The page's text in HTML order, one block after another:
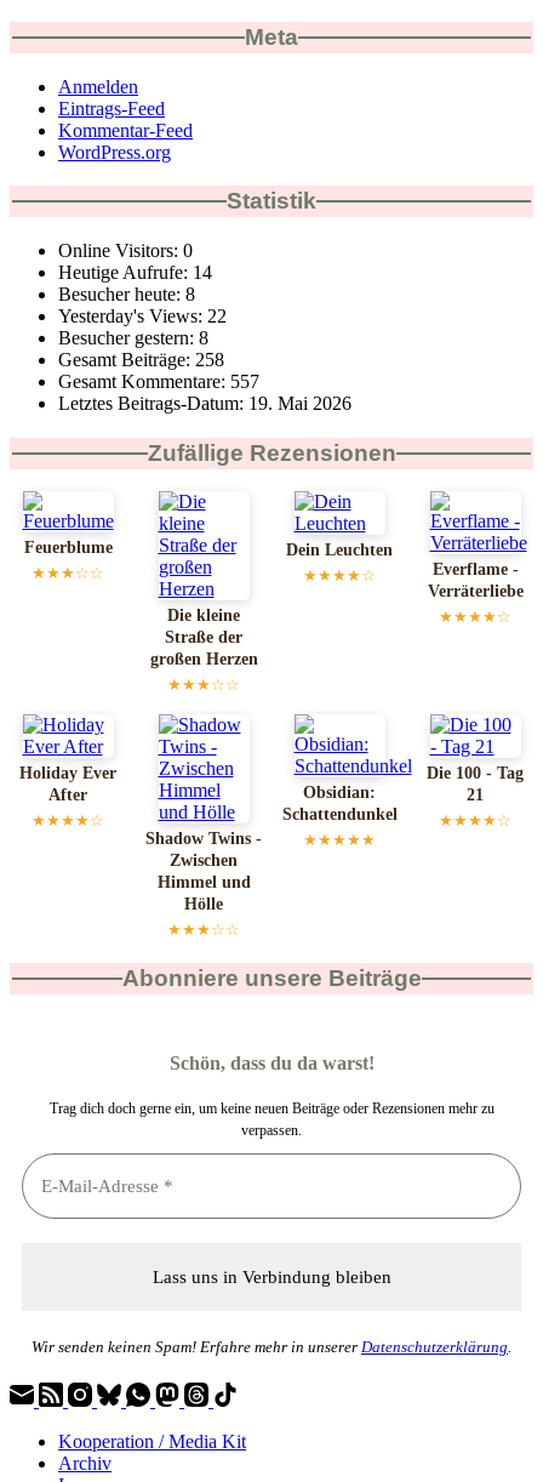
Meta
Anmelden
Eintrags-Feed
Kommentar-Feed
WordPress.org
Statistik
Online Visitors: 0
Heutige Aufrufe: 14
Besucher heute: 8
Yesterday's Views: 22
Besucher gestern: 8
Gesamt Beiträge: 258
Gesamt Kommentare: 557
Letztes Beitrags-Datum: 19. Mai 2026
Zufällige Rezensionen
Feuerblume
★★★☆☆
Die kleine
Straße der
großen Herzen
★★★☆☆
Dein Leuchten
★★★★☆
Everflame -
Verräterliebe
★★★★☆
Holiday Ever
After
★★★★☆
Shadow Twins -
Zwischen
Himmel und
Hölle
★★★☆☆
Obsidian:
Schattendunkel
★★★★★
Die 100 - Tag
21
★★★★☆
Abonniere unsere Beiträge
Schön, dass du da warst!
Trag dich doch gerne ein, um keine neuen Beiträge oder Rezensionen mehr zu
verpassen.
Wir senden keinen Spam! Erfahre mehr in unserer Datenschutzerklärung
Kooperation / Media Kit
Archiv